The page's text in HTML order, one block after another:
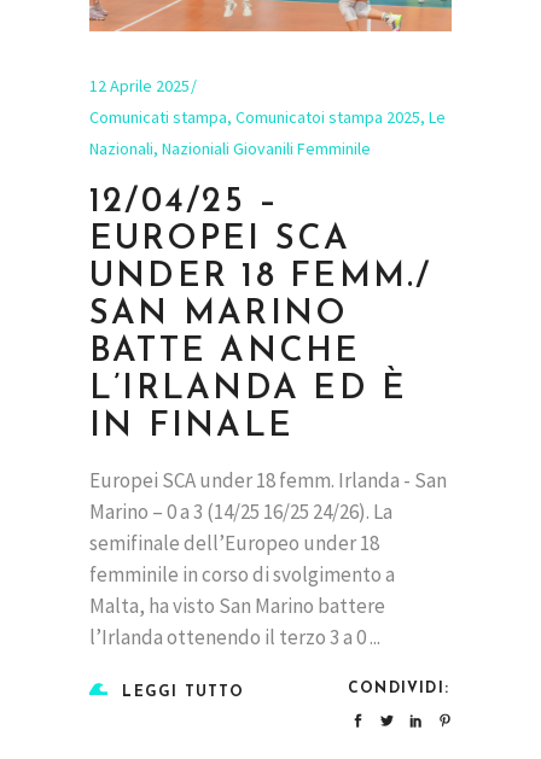
12 Aprile 2025
Comunicati stampa, Comunicatoi stampa 2025, Le
Nazionali, Nazioniali Giovanili Femminile
12/04/25 –
EUROPEI SCA
UNDER 18 FEMM./
SAN MARINO
BATTE ANCHE
L’IRLANDA ED È
IN FINALE
Europei SCA under 18 femm. Irlanda - San
Marino – 0 a 3 (14/25 16/25 24/26). La
semifinale dell’Europeo under 18
femminile in corso di svolgimento a
Malta, ha visto San Marino battere
l’Irlanda ottenendo il terzo 3 a 0
LEGGI TUTTO CONDIVIDI: